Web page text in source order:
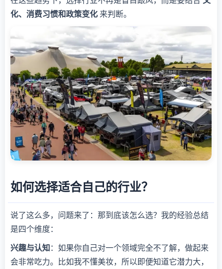
化、消费习惯和政策变化 来判断。
如何选择适合自己的行业？
说了这么多，问题来了：那到底该怎么选？我的经验总结
是四个维度：
兴趣与认知：如果你自己对一个领域完全不了解，做起来
会非常吃力。比如我不懂美妆，所以即便知道它潜力大，